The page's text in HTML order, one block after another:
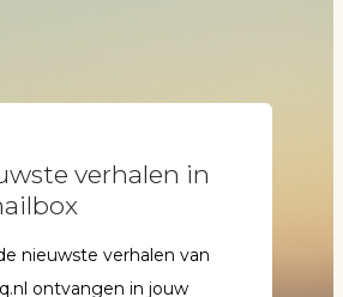
verhalen in
nieuwste verhalen van
ontvangen in jouw